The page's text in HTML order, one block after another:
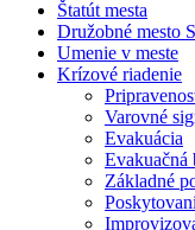
Štatút mesta
Družobné mesto
Umenie v meste
Krízové riadenie
Varovné
Evakuácia
Evakuačná
Základné